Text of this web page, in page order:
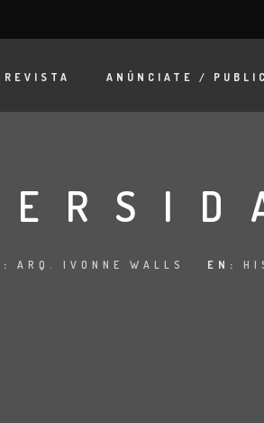
REVISTA ANÚNCIATE /
ARQ. IVONNE WALLS EN: